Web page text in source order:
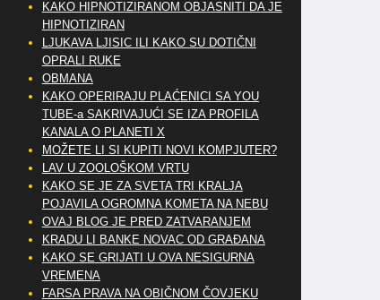
KAKO HIPNOTIZIRANOM OBJASNITI DA JE
HIPNOTIZIRAN
LJUKAVA LJISIC ILI KAKO SU DOTIČNI
OPRALI RUKE
OBMANA
KAKO OPERIRAJU PLAĆENICI SA YOU
TUBE-a SAKRIVAJUĆI SE IZA PROFILA
KANALA O PLANETI X
MOŽETE LI SI KUPITI NOVI KOMPJUTER?
LAV U ZOOLOŠKOM VRTU
KAKO SE JE ZA SVETA TRI KRALJA
POJAVILA OGROMNA KOMETA NA NEBU
OVAJ BLOG JE PRED ZATVARANJEM
KRADU LI BANKE NOVAC OD GRAĐANA
KAKO SE GRIJATI U OVA NESIGURNA
VREMENA
FARSA PRAVA NA OBIČNOM ČOVJEKU